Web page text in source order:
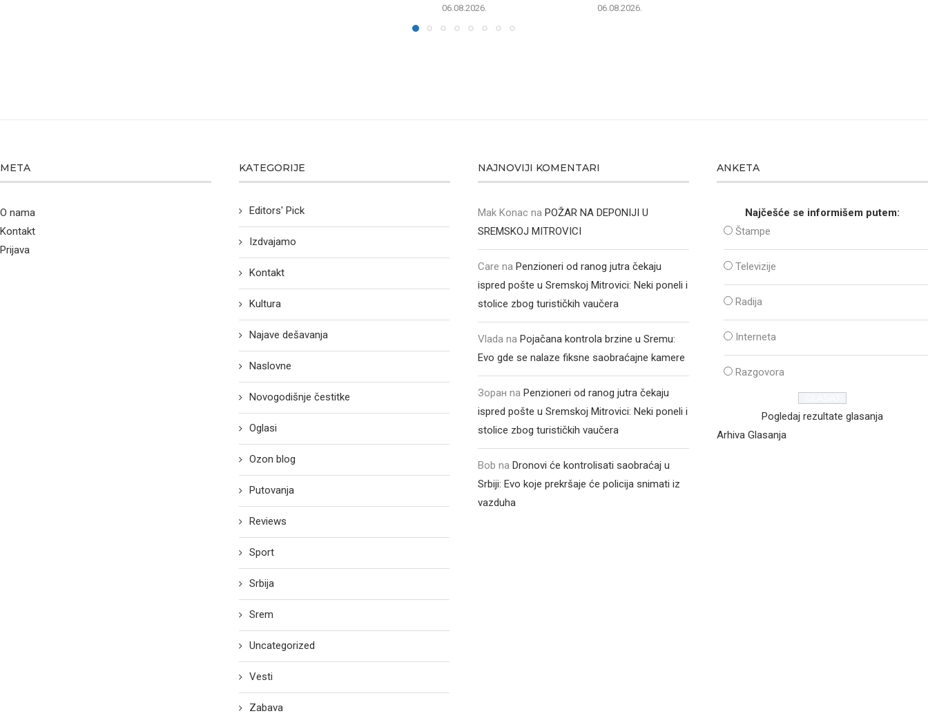
06.08.2026. 06.08.2026.
META
O nama
Kontakt
Prijava
KATEGORIJE
Editors' Pick
Izdvajamo
Kontakt
Kultura
Najave dešavanja
Naslovne
Novogodišnje čestitke
Oglasi
Ozon blog
Putovanja
Reviews
Sport
Srbija
Srem
Uncategorized
Vesti
Zabava
NAJNOVIJI KOMENTARI
Mak Konac na POŽAR NA DEPONIJI U
SREMSKOJ MITROVICI
Care na Penzioneri od ranog jutra čekaju
ispred pošte u Sremskoj Mitrovici: Neki poneli i
stolice zbog turističkih vaučera
Vlada na Pojačana kontrola brzine u Sremu:
Evo gde se nalaze fiksne saobraćajne kamere
Зоран na Penzioneri od ranog jutra čekaju
ispred pošte u Sremskoj Mitrovici: Neki poneli i
stolice zbog turističkih vaučera
Bob na Dronovi će kontrolisati saobraćaj u
Srbiji: Evo koje prekršaje će policija snimati iz
vazduha
ANKETA
Najčešće se informišem putem:
Štampe
Televizije
Radija
Interneta
Razgovora
Pogledaj rezultate glasanja
Arhiva Glasanja